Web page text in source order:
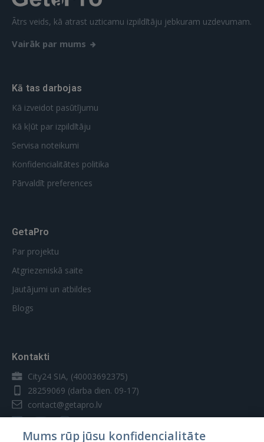
Ātrs veids, kā atrast uzticamu izpildītāju jebkuram uzdevumam.
Vairāk par mums
Kā tas darbojas
Kā izveidot pasūtījumu
Kā kļūt par izpildītāju
Servisa noteikumi
Konfidencialitātes politika
Pārvaldīt preferences
GetaPro
Par projektu
Atgriezeniskā saite
Jautājumi un atbildes
Blogs
Kontakti
City24 SIA, (40003692375)
28259069 (darba dien. 09-17)
contact@getapro.lv
Mums rūp jūsu konfidencialitāte